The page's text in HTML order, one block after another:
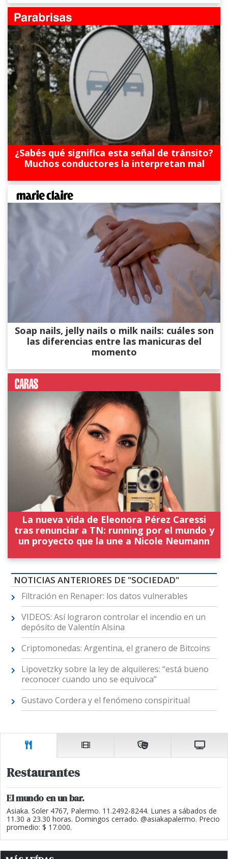
¿Sabés qué significa esta señal de tránsito?
Muchos conductores la interpretan mal
Soap nails, jelly nails o milk nails: cuáles son
las diferencias entre las manicuras del
momento
La nueva vida de Eleonora Pérez Caressi
tras renunciar a TN: running por el mundo y
un proyecto que la une a Nicole Neumann
NOTICIAS ANTERIORES DE "SOCIEDAD"
Filtración en Renaper: los datos vulnerables
VIDEOS: Así lograron controlar el incendio en un
depósito de Valentín Alsina
Criptomonedas: Argentina, el granero de Bitcoins
Lipovetzky sobre la ley de alquileres: “está bueno
reconocer cuando uno se equivoca”
Gustavo Cordera y el fenómeno conspiritual
Restaurantes
El mundo en un bar.
Asiaka. Soler 4767, Palermo. 11.2492-8244. Lunes a sábados de
11.30 a 23.30 horas. Domingos cerrado. @asiakapalermo. Precio
promedio: $ 17.000.